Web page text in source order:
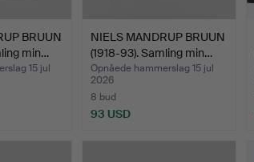
BRUUN
min…
15 jul
NIELS MANDRUP BRUUN
(1918-93). Samling min…
Opnåede hammerslag 15 jul
2026
8 bud
93 USD